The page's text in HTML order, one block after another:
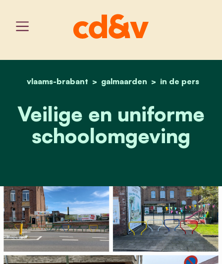
home
vlaams-brabant galmaarden in de pers
veilige schoolomgeving
Veilige en uniforme
schoolomgeving